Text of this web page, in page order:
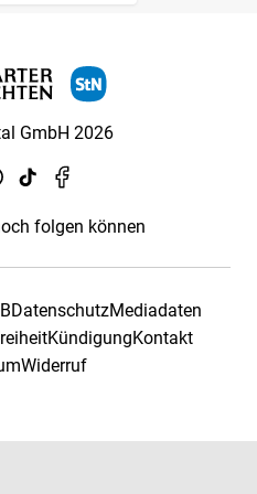
GmbH 2026
folgen können
DatenschutzMediadaten
KündigungKontakt
Widerruf